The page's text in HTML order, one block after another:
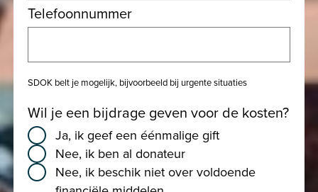
Telefoonnummer
SDOK belt je mogelijk, bijvoorbeeld bij urgente situaties
Wil je een bijdrage geven voor de kosten?
Ja, ik geef een éénmalige gift
Nee, ik ben al donateur
Nee, ik beschik niet over voldoende